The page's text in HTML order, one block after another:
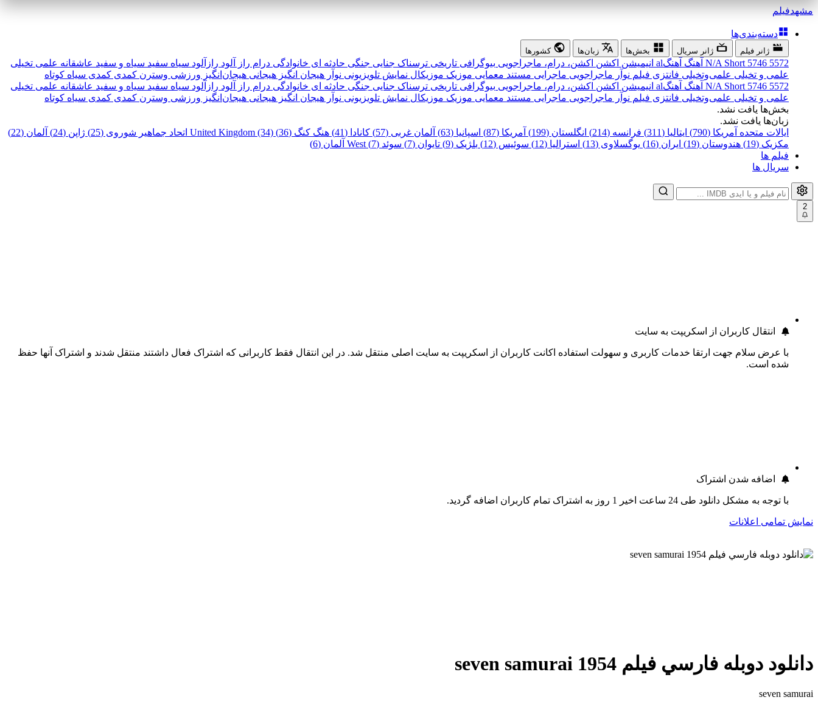
مشهدفیلم
دسته‌بندی‌ها
ژانر فیلم ژانر سریال بخش‌ها زبان‌ها کشورها
5572
5746
N/A Short آهنگ آهنگal انیمیشن اکشن اکشن، درام، ماجراجویی بیوگرافی تاریخی ترسناک جنایی جنگی حادثه ای خانوادگی درام راز آلود رازآلود سیاه سفید سیاه و سفید عاشقانه علمی تخیلی
علمی و تخیلی علمی‌و‌تخیلی فانتزی فیلم نوآر ماجراجویی ماجرایی مستند معمایی موزیک موزیکال نمایش تلویزیونی نوآر هیجان انگیز هیجانی هیجان‌انگیز ورزشی وسترن کمدی کمدی سیاه کوتاه
5572
5746
N/A Short آهنگ آهنگal انیمیشن اکشن اکشن، درام، ماجراجویی بیوگرافی تاریخی ترسناک جنایی جنگی حادثه ای خانوادگی درام راز آلود رازآلود سیاه سفید سیاه و سفید عاشقانه علمی تخیلی
علمی و تخیلی علمی‌و‌تخیلی فانتزی فیلم نوآر ماجراجویی ماجرایی مستند معمایی موزیک موزیکال نمایش تلویزیونی نوآر هیجان انگیز هیجانی هیجان‌انگیز ورزشی وسترن کمدی کمدی سیاه کوتاه
بخش‌ها یافت نشد.
زبان‌ها یافت نشد.
ایالات متحده آمریکا (790)
ایتالیا (311) فرانسه (214) انگلستان (199) آمریکا (87) اسپانیا (63) آلمان غربی (57) کانادا (41) هنگ کنگ (36) United Kingdom (34) اتحاد جماهیر شوروی (25) ژاپن (24)
آلمان (22)
مکزیک (19)
هندوستان (19) ایران (16) یوگسلاوی (13) استرالیا (12) سوئیس (12) بلژیک (9) تایوان (7) سوئد (7)
West آلمان (6)
فیلم ها
سریال ها
2
انتقال کاربران از اسکریپت به سایت
با عرض سلام جهت ارتقا خدمات کاربری و سهولت استفاده اکانت کاربران از اسکریپت به سایت اصلی منتقل شد. در این انتقال فقط کاربرانی که اشتراک فعال داشتند منتقل شدند و اشتراک آنها حفظ
شده است.
اضافه شدن اشتراک
با توجه به مشکل دانلود طی 24 ساعت اخیر 1 روز به اشتراک تمام کاربران اضافه گردید.
نمایش تمامی اعلانات
دانلود دوبله فارسي فيلم seven samurai 1954
seven samurai